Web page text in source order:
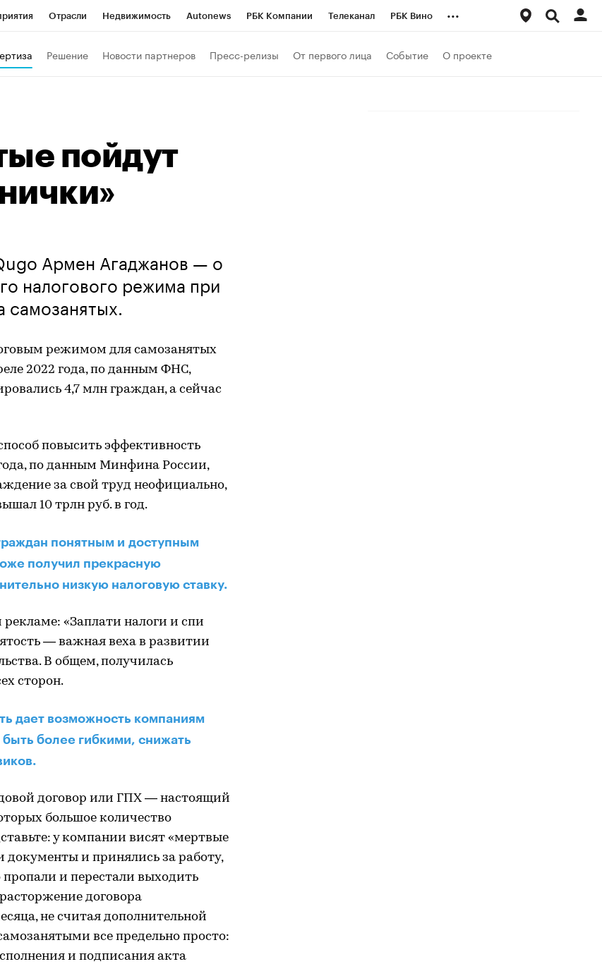
Отрасли Недвижимость Autonews РБК Компании Телеканал РБК Вино ...
Решение Новости партнеров Пресс-релизы От первого лица Событие О проекте
пойдут
Армен Агаджанов — о
налогового режима при
самозанятых.
режимом для самозанятых
2022 года, по данным ФНС,
4,7 млн граждан, а сейчас
повысить эффективность
по данным Минфина России,
за свой труд неофициально,
10 трлн руб. в год.
понятным и доступным
получил прекрасную
низкую налоговую ставку.
«Заплати налоги и спи
— важная веха в развитии
В общем, получилась
сторон.
дает возможность компаниям
более гибкими, снижать
договор или ГПХ — настоящий
большое количество
у компании висят «мертвые
документы и принялись за работу,
и перестали выходить
договора
не считая дополнительной
все предельно просто:
и подписания акта